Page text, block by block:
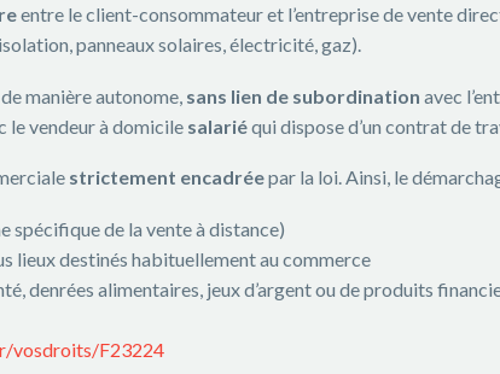
entre le client-consommateur et l’entreprise de vente
panneaux solaires, électricité, gaz).
manière autonome, sans lien de subordination avec
le vendeur à domicile salariéqui dispose d’un contrat de
strictement encadréepar la loi. Ainsi, le
spécifique de la vente à distance)
lieux destinés habituellement au commerce
denrées alimentaires, jeux d’argent ou de produits
vosdroits/F23224